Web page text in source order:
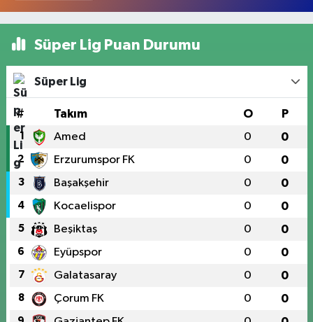
Süper Lig Puan Durumu
Süper Lig
# Takım O P
1 Amed 0 0
2 Erzurumspor FK 0 0
3 Başakşehir 0 0
4 Kocaelispor 0 0
5 Beşiktaş 0 0
6 Eyüpspor 0 0
7 Galatasaray 0 0
8 Çorum FK 0 0